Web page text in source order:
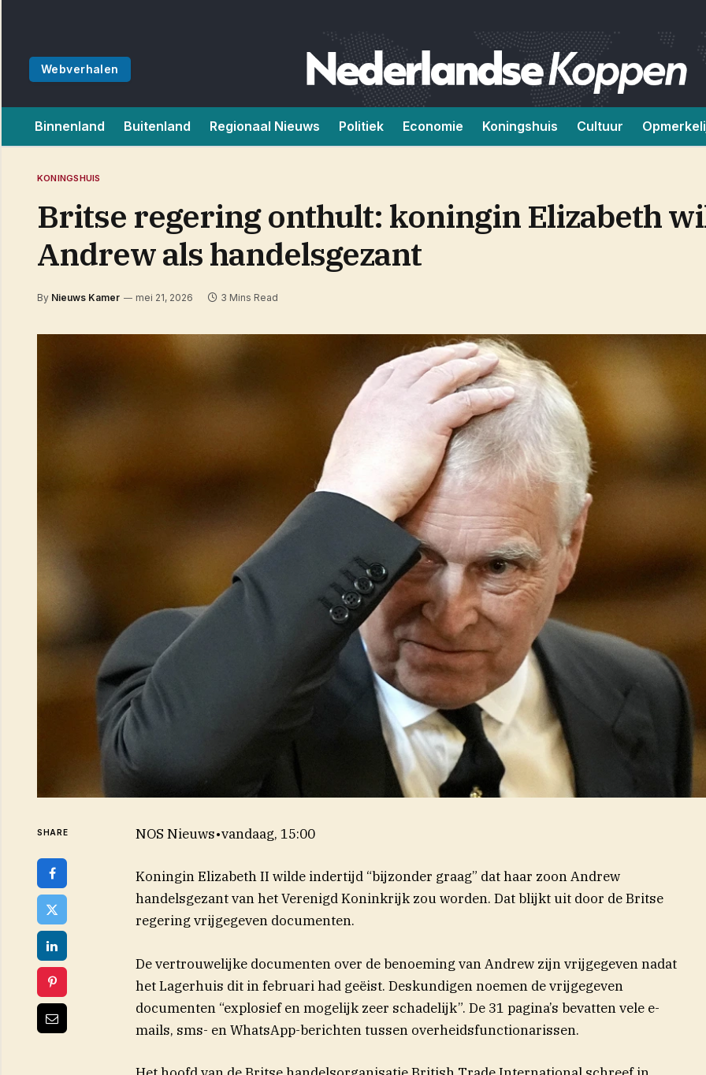
Webverhalen
Binnenland Buitenland Regionaal Nieuws Politiek Economie Koningshuis Cultuur
KONINGSHUIS
Britse regering onthult: koningin Elizabeth
Andrew als handelsgezant
By Nieuws Kamer mei 21, 2026 3 Mins Read
SHARE NOS Nieuws•vandaag, 15:00
Koningin Elizabeth II wilde indertijd “bijzonder graag” dat haar zoon Andrew
handelsgezant van het Verenigd Koninkrijk zou worden. Dat blijkt uit door de Britse
regering vrijgegeven documenten.
De vertrouwelijke documenten over de benoeming van Andrew zijn vrijgegeven nadat
het Lagerhuis dit in februari had geëist. Deskundigen noemen de vrijgegeven
documenten (opent in nieuw venster)
“explosief en mogelijk zeer schadelijk”. De 31 pagina’s bevatten vele e-
mails, sms- en WhatsApp-berichten tussen overheidsfunctionarissen.